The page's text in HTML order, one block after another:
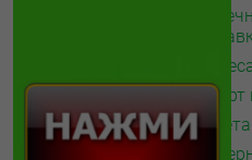
Вакансии
Газета